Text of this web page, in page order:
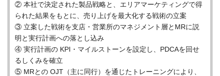
② 本社で決定された製品戦略と、エリアマーケティングで得
られた結果をもとに、売り上げを最大化する戦術の立案
③ 立案した戦術を支店・営業所のマネジメント層とMRに説
明と実行計画への落とし込み
④ 実行計画の KPI・マイルストーンを設定し、PDCAを回せ
るしくみを確立
⑤ MRとの OJT（主に同行）を通じたトレーニングにより、